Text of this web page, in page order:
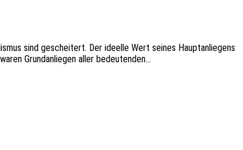
sind geschei­tert. Der ideel­le Wert seines Haupt­an­lie­gens
Grund­an­lie­gen aller bedeutenden…